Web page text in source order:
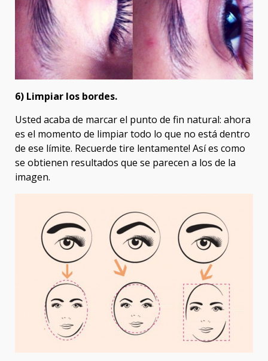
6) Limpiar los bordes.
Usted acaba de marcar el punto de fin natural: ahora
es el momento de limpiar todo lo que no está dentro
de ese límite. Recuerde tire lentamente! Así es como
se obtienen resultados que se parecen a los de la
imagen.